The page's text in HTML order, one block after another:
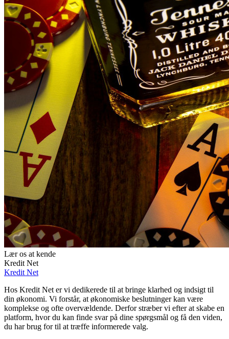
Lær os at kende
Kredit Net
Kredit Net
Hos Kredit Net er vi dedikerede til at bringe klarhed og indsigt til
din økonomi. Vi forstår, at økonomiske beslutninger kan være
komplekse og ofte overvældende. Derfor stræber vi efter at skabe en
platform, hvor du kan finde svar på dine spørgsmål og få den viden,
du har brug for til at træffe informerede valg.